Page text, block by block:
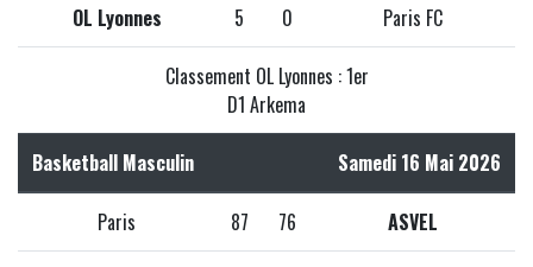
OL Lyonnes 5 0 Paris FC
Classement OL Lyonnes : 1er
D1 Arkema
Basketball Masculin Samedi 16 Mai 2026
Paris 87 76 ASVEL